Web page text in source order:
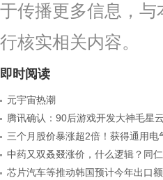
于传播更多信息，
行核实相关内容。
即时阅读
元宇宙热潮
腾讯确认：90后游戏开发大神毛星
三个月股价暴涨超2倍！获得通用电
中药又双叒叕涨价，什么逻辑？同
芯片汽车等推动韩国预计今年出口